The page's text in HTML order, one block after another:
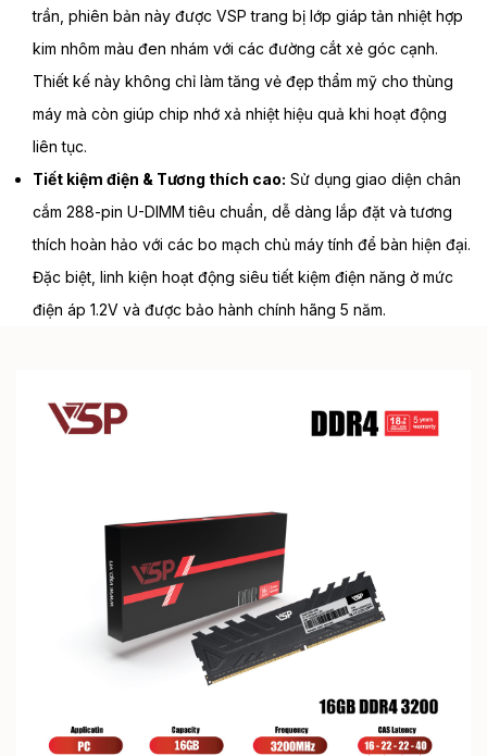
trần, phiên bản này được VSP trang bị lớp giáp tản nhiệt hợp
kim nhôm màu đen nhám với các đường cắt xẻ góc cạnh.
Thiết kế này không chỉ làm tăng vẻ đẹp thẩm mỹ cho thùng
máy mà còn giúp chip nhớ xả nhiệt hiệu quả khi hoạt động
liên tục.
Tiết kiệm điện & Tương thích cao: Sử dụng giao diện chân
cắm 288-pin U-DIMM tiêu chuẩn, dễ dàng lắp đặt và tương
thích hoàn hảo với các bo mạch chủ máy tính để bàn hiện đại.
Đặc biệt, linh kiện hoạt động siêu tiết kiệm điện năng ở mức
điện áp 1.2V và được bảo hành chính hãng 5 năm.